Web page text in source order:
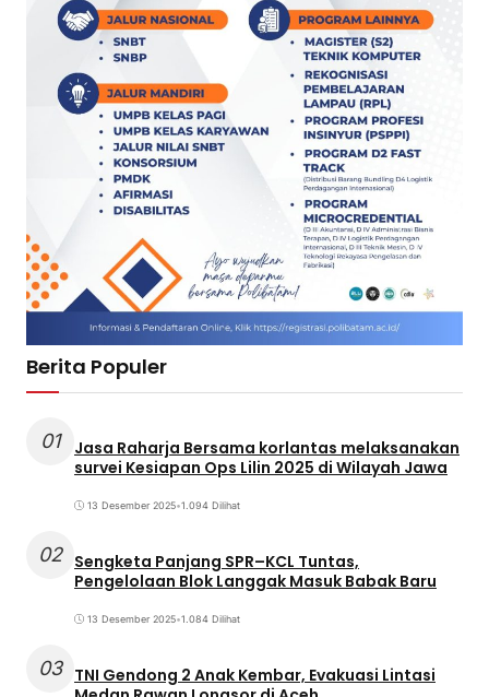
Berita Populer
01
Jasa Raharja Bersama korlantas melaksanakan
survei Kesiapan Ops Lilin 2025 di Wilayah Jawa
13 Desember 2025•1.094 Dilihat
02 Sengketa Panjang SPR–KCL Tuntas,
Pengelolaan Blok Langgak Masuk Babak Baru
13 Desember 2025•1.084 Dilihat
03 TNI Gendong 2 Anak Kembar, Evakuasi Lintasi